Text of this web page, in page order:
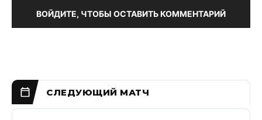
ВОЙДИТЕ, ЧТОБЫ ОСТАВИТЬ КОММЕНТАРИЙ